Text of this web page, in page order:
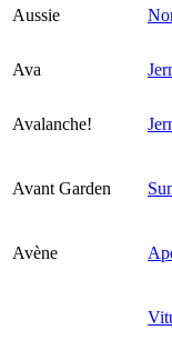
Aussie
Ava
Avalanche!
Avant Garden
Avène